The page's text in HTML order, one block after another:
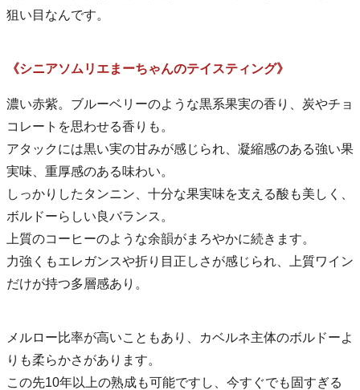
狙い目なんです。
《シニアソムリエまーちゃんのテイスティング》
濃い赤紫。ブルーベリーのような黒系果実の香り、炭やチョ
コレートを思わせる香りも。
アタックには黒い実の甘みが感じられ、凝縮感のある強い果
実味、重厚感のある味わい。
しっかりしたタンニン、十分な果実味を支える酸も美しく、
ボルドーらしい良バランス。
上質のコーヒーのような余韻がまろやかに続きます。
力強くもエレガンスや折り目正しさが感じられ、上質ワイン
だけが持つ多層感あり。
メルロー比率が高いこともあり、カベルネ主体のボルドーよ
りも柔らかさがあります。
この先10年以上の熟成も可能ですし、今すぐでも固すぎる